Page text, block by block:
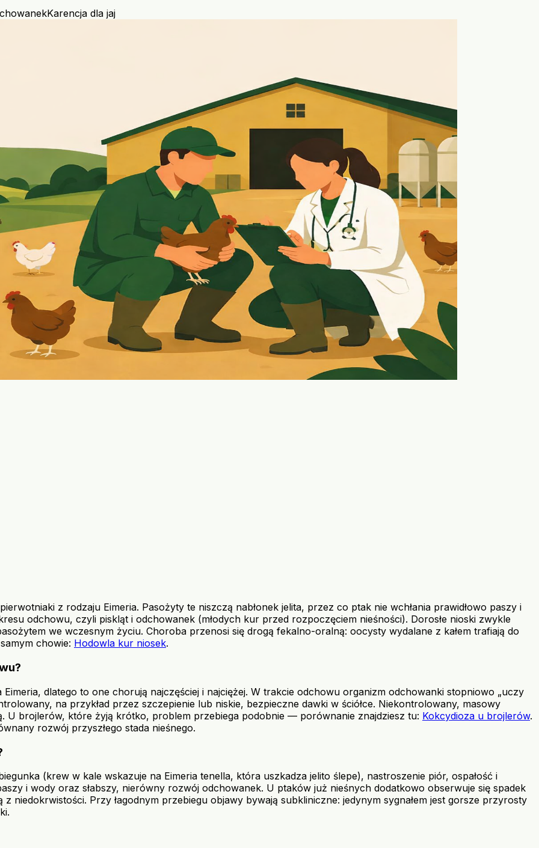
Karencja dla jaj
z rodzaju Eimeria. Pasożyty te niszczą nabłonek jelita, przez co ptak nie wchłania prawidłowo paszy i
odchowu, czyli piskląt i odchowanek (młodych kur przed rozpoczęciem nieśności). Dorosłe nioski zwykle
we wczesnym życiu. Choroba przenosi się drogą fekalno-oralną: oocysty wydalane z kałem trafiają do
chowie: Hodowla kur niosek.
Eimeria, dlatego to one chorują najczęściej i najciężej. W trakcie odchowu organizm odchowanki stopniowo „uczy
na przykład przez szczepienie lub niskie, bezpieczne dawki w ściółce. Niekontrolowany, masowy
U brojlerów, które żyją krótko, problem przebiega podobnie — porównanie znajdziesz tu: Kokcydioza u brojlerów.
rozwój przyszłego stada nieśnego.
(krew w kale wskazuje na Eimeria tenella, która uszkadza jelito ślepe), nastroszenie piór, ospałość i
i wody oraz słabszy, nierówny rozwój odchowanek. U ptaków już nieśnych dodatkowo obserwuje się spadek
niedokrwistości. Przy łagodnym przebiegu objawy bywają subkliniczne: jedynym sygnałem jest gorsze przyrosty